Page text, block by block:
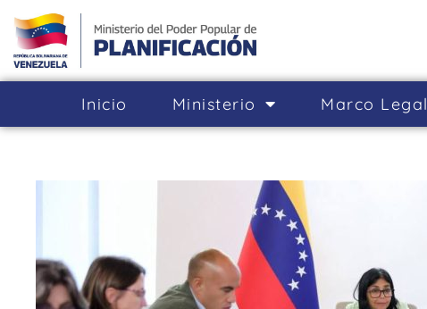
Inicio Ministerio Marco Legal